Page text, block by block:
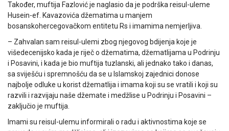
Također, muftija Fazlović je naglasio da je podrška reisul-uleme
Husein-ef. Kavazovića džematima u manjem
bosanskohercegovačkom entitetu Rs i imamima nemjerljiva.
– Zahvalan sam reisul-ulemi zbog njegovog bdijenja koje je
višedecenijsko kada je riječ o džematima, džematlijama u Podrinju
i Posavini, i kada je bio muftija tuzlanski, ali jednako tako i danas,
sa sviješću i spremnošću da se u Islamskoj zajednici donose
najbolje odluke u korist džematlija i imama koji su se vratili i koji su
razvili i razvijaju naše džemate i medžlise u Podrinju i Posavini –
zaključio je muftija.
Imami su reisul-ulemu informirali o radu i aktivnostima koje se